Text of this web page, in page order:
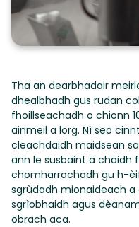
Tha an dearbhadair
dhealbhadh gus rudan
fhoillseachadh o chionn
ainmeil a lorg. Nì seo
cleachdaidh maidsean
ann le susbaint a chaidh
chomharrachadh gu h-
sgrùdadh mionaideach
sgrìobhaidh agus
obrach aca.